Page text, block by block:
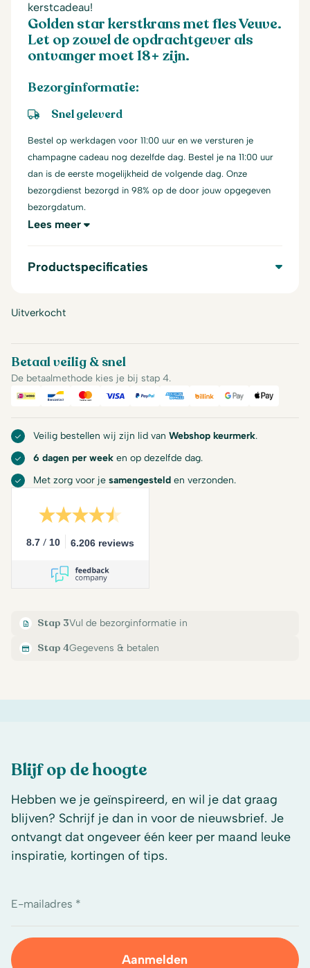
kerstcadeau!
Golden star kerstkrans met fles Veuve.
Let op zowel de opdrachtgever als
ontvanger moet 18+ zijn.
Bezorginformatie:
Snel geleverd
Bestel op werkdagen voor 11:00 uur en we versturen je
champagne cadeau nog dezelfde dag. Bestel je na 11:00 uur
dan is de eerste mogelijkheid de volgende dag. Onze
bezorgdienst bezorgd in 98% op de door jouw opgegeven
bezorgdatum.
Lees meer
Productspecificaties
Uitverkocht
Betaal veilig & snel
De betaalmethode kies je bij stap 4.
iDeal Bancontact
Mastercard
Visa PayPalAmerican Express
BillinkGoogle Pay
Apple
Veilig bestellen wij zijn lid van Webshop keurmerk.
6 dagen per week en op dezelfde dag.
Met zorg voor je samengesteld en verzonden.
8.7 / 10 6.206 reviews
Stap 3Vul de bezorginformatie in
Stap 4Gegevens & betalen
Blijf op de hoogte
Hebben we je geïnspireerd, en wil je dat graag
blijven? Schrijf je dan in voor de nieuwsbrief. Je
ontvangt dat ongeveer één keer per maand leuke
inspiratie, kortingen of tips.
E-mailadres *
Aanmelden